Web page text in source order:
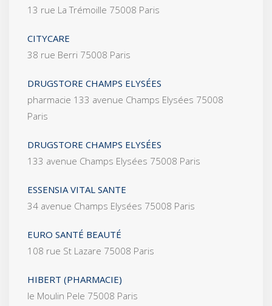
13 rue La Trémoille 75008 Paris
CITYCARE
38 rue Berri 75008 Paris
DRUGSTORE CHAMPS ELYSÉES
pharmacie 133 avenue Champs Elysées 75008
Paris
DRUGSTORE CHAMPS ELYSÉES
133 avenue Champs Elysées 75008 Paris
ESSENSIA VITAL SANTE
34 avenue Champs Elysées 75008 Paris
EURO SANTÉ BEAUTÉ
108 rue St Lazare 75008 Paris
HIBERT (PHARMACIE)
le Moulin Pele 75008 Paris